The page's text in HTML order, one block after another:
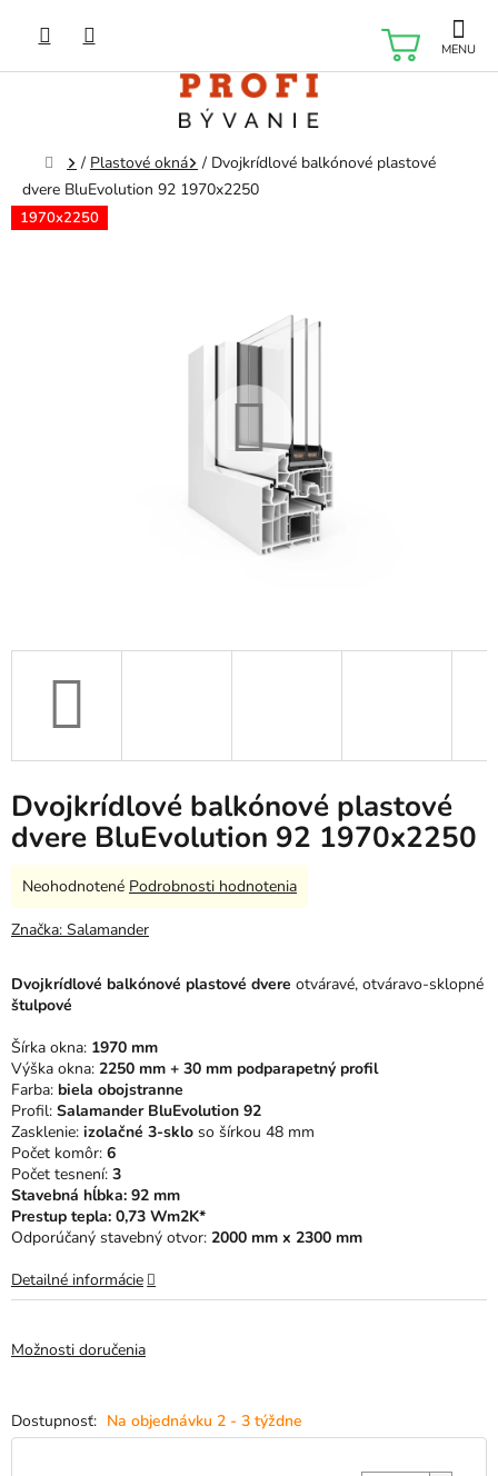
obsah
Domov
/ Plastové okná / Dvojkrídlové balkónové plastové
dvere BluEvolution 92 1970x2250
1970x2250
Dvojkrídlové balkónové plastové
dvere BluEvolution 92 1970x2250
Na objednávku 2 - 3 týždne
Možnosti doručenia
Dvojkrídlové balkónové plastové dvere otváravé, otváravo-sklopné
štulpové
Šírka okna: 1970 mm
Výška okna: 2250 mm + 30 mm podparapetný profil
Farba: biela obojstranne
Profil: Salamander BluEvolution 92
Zasklenie: izolačné 3-sklo so šírkou 48 mm
Počet komôr: 6
Počet tesnení: 3
Stavebná hĺbka: 92 mm
Prestup tepla: 0,73 Wm2K*
Odporúčaný stavebný otvor: 2000 mm x 2300 mm
Detailné informácie
Priemerné
produktu
z
5
Neohodnotené Podrobnosti hodnotenia
Značka: Salamander